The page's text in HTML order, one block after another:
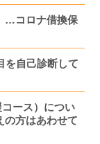
…コロナ借換保
を自己診断して
コース）につい
方はあわせて